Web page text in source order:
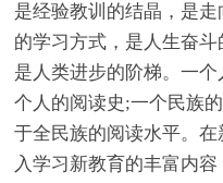
是经验教训的结晶，是
的学习方式，是人生奋斗
是人类进步的阶梯。一
个人的阅读史;一个民族
于全民族的阅读水平。
入学习新教育的丰富内